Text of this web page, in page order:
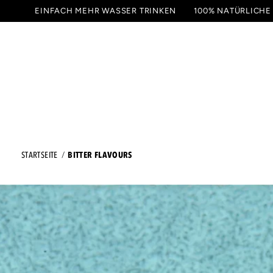
INHALT
SPRINGEN
EINFACH MEHR WASSER TRINKEN 100% NATÜRLICHE
GETRÄNKE
STARTSEITE BITTER FLAVOURS